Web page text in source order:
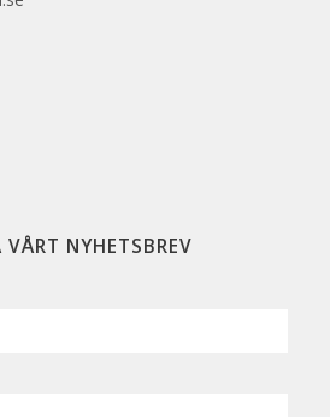
VÅRT NYHETSBREV